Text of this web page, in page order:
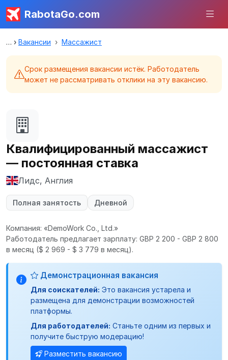
RabotaGo.com
Вакансии Массажист
Срок размещения вакансии истёк. Работодатель
может не рассматривать отклики на эту вакансию.
Квалифицированный массажист
— постоянная ставка
Лидс, Англия
Полная занятость Дневной
Компания: «DemoWork Co., Ltd.»
Работодатель предлагает зарплату: GBP 2 200 - GBP 2 800
в месяц ($ 2 969 - $ 3 779 в месяц).
Демонстрационная вакансия
Для соискателей: Это вакансия устарела и
размещена для демонстрации возможностей
платформы.
Для работодателей: Станьте одним из первых и
получите быструю модерацию!
Разместить вакансию